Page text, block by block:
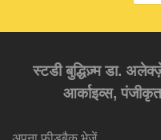
स्टडी बुद्धिज़्म डा.
आर्काइव्स,